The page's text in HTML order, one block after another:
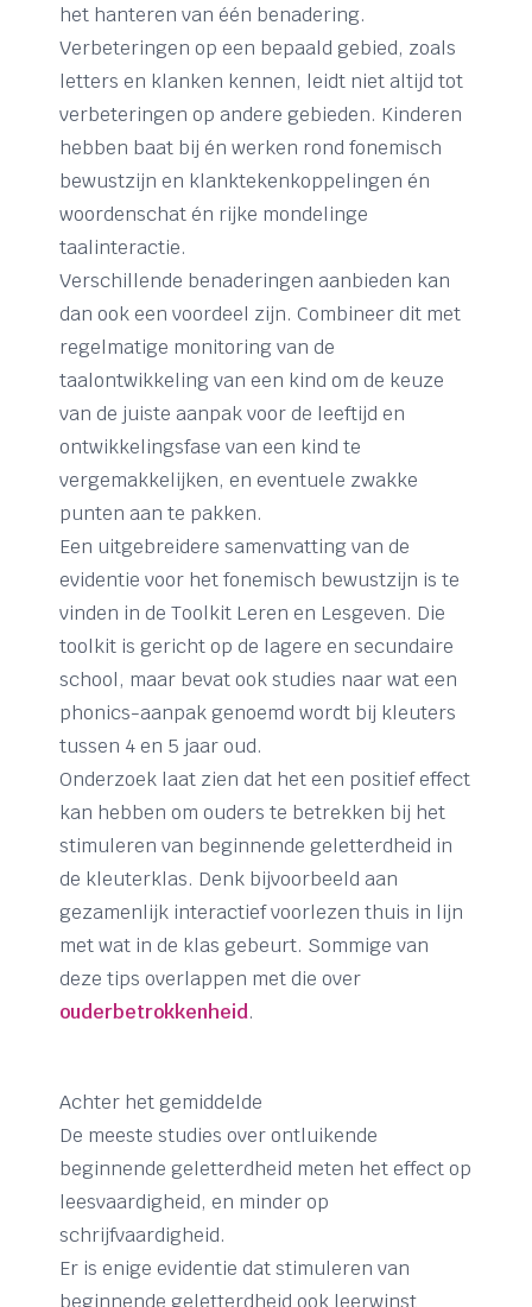
het hanteren van één benadering.
Verbeteringen op een bepaald gebied, zoals
letters en klanken kennen, leidt niet altijd tot
verbeteringen op andere gebieden. Kinderen
hebben baat bij én werken rond fonemisch
bewustzijn en klanktekenkoppelingen én
woordenschat én rijke mondelinge
taalinteractie.
Verschillende benaderingen aanbieden kan
dan ook een voordeel zijn. Combineer dit met
regelmatige monitoring van de
taalontwikkeling van een kind om de keuze
van de juiste aanpak voor de leeftijd en
ontwikkelingsfase van een kind te
vergemakkelijken, en eventuele zwakke
punten aan te pakken.
Een uitgebreidere samenvatting van de
evidentie voor het fonemisch bewustzijn is te
vinden in de Toolkit Leren en Lesgeven. Die
toolkit is gericht op de lagere en secundaire
school, maar bevat ook studies naar wat een
phonics-aanpak genoemd wordt bij kleuters
tussen 4 en 5 jaar oud.
Onderzoek laat zien dat het een positief effect
kan hebben om ouders te betrekken bij het
stimuleren van beginnende geletterdheid in
de kleuterklas. Denk bijvoorbeeld aan
gezamenlijk interactief voorlezen thuis in lijn
met wat in de klas gebeurt. Sommige van
deze tips overlappen met die over
ouderbetrokkenheid.
Achter het gemiddelde
De meeste studies over ontluikende
beginnende geletterdheid meten het effect op
leesvaardigheid, en minder op
schrijfvaardigheid.
Er is enige evidentie dat stimuleren van
beginnende geletterdheid ook leerwinst